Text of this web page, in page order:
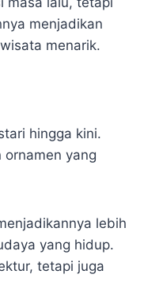
menjadikan
menarik.
hingga kini.
ornamen yang
lebih
yang hidup.
tetapi juga